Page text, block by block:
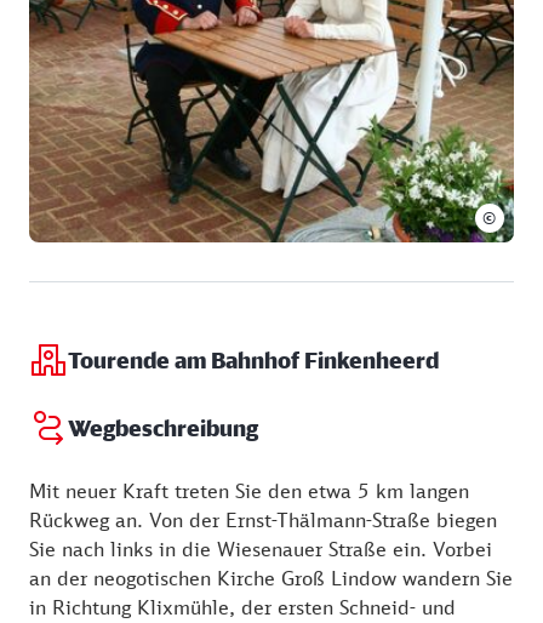
Samstag:11:30 - 14:00und 17:00 - 20:00 Uhr
Sonntag: 11:30 - 14:00und 17:00 - 20:00 Uhr
©
Tourende am Bahnhof Finkenheerd
Wegbeschreibung
Mit neuer Kraft treten Sie den etwa 5 km langen
Rückweg an. Von der Ernst-Thälmann-Straße biegen
Sie nach links in die Wiesenauer Straße ein. Vorbei
an der neogotischen Kirche Groß Lindow wandern Sie
in Richtung Klixmühle, der ersten Schneid- und